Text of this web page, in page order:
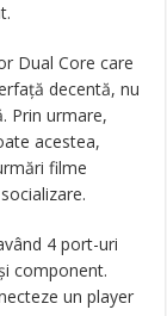
Dual Core care
decentă, nu
Prin urmare,
acestea,
filme
4 port-uri
component.
un player